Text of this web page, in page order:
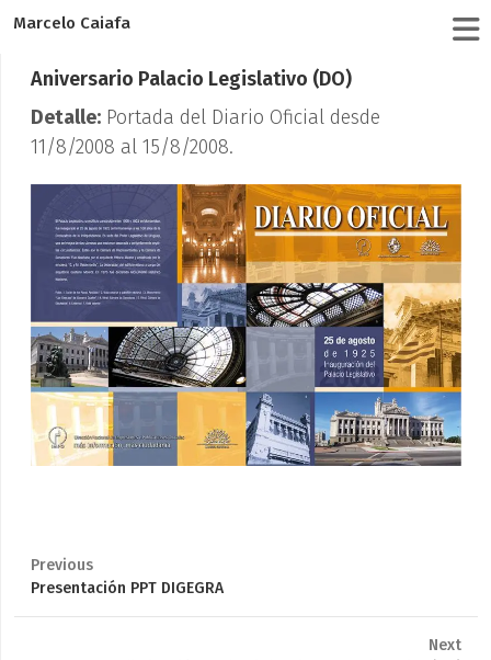
Marcelo Caiafa
Aniversario Palacio Legislativo (DO)
Detalle: Portada del Diario Oficial desde
11/8/2008 al 15/8/2008.
Previous
Previous
Presentación PPT DIGEGRA
Next